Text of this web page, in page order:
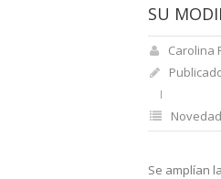
SU
Carolina
Se amplían